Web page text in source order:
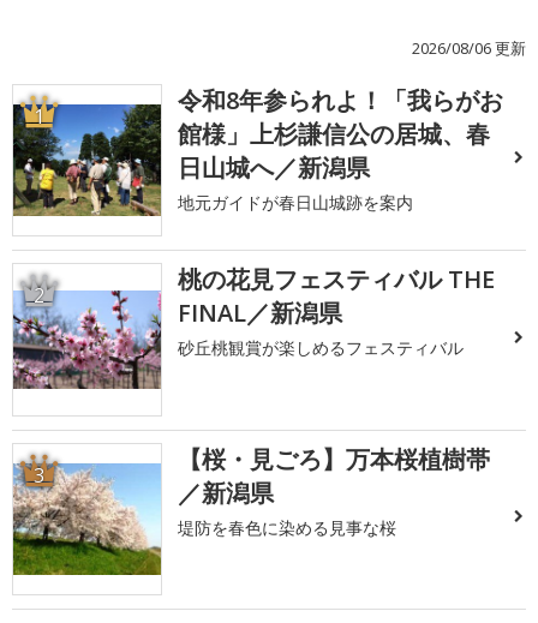
2026/08/06 更新
1
令和8年参られよ！「我らがお
館様」上杉謙信公の居城、春
日山城へ／新潟県
地元ガイドが春日山城跡を案内
2
桃の花見フェスティバル THE
FINAL／新潟県
砂丘桃観賞が楽しめるフェスティバル
3
【桜・見ごろ】万本桜植樹帯
／新潟県
堤防を春色に染める見事な桜